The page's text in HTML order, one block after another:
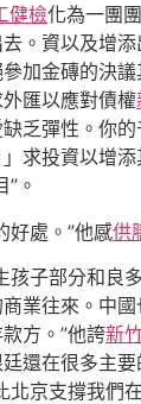
健檢化為一團
。資以及增
加金磚的決
匯以應對債權
缺乏彈性。你
求投資以增
。
好處。”他感供
孩子部分和良多
業往來。中
方。”他誇新
還在很多主
北京支撐我們